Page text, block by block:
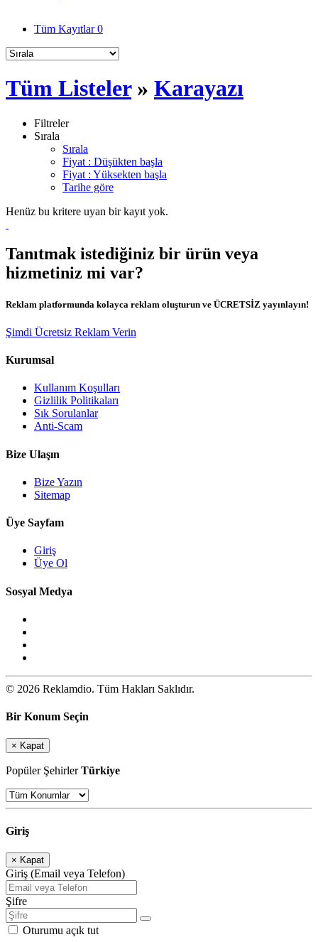
Tüm Kayıtlar0
Tüm Listeler» Karayazı
Filtreler
Sırala
Sırala
Fiyat : Düşükten başla
Fiyat : Yüksekten başla
Tarihe göre
Henüz bu kritere uyan bir kayıt yok.
Tanıtmak istediğiniz bir ürün veya
hizmetiniz mi var?
Reklam platformunda kolayca reklam oluşturun ve ÜCRETSİZ yayınlayın!
Şimdi Ücretsiz Reklam Verin
Kurumsal
Kullanım Koşulları
Gizlilik Politikaları
Sık Sorulanlar
Anti-Scam
Bize Ulaşın
Bize Yazın
Sitemap
Üye Sayfam
Giriş
Üye Ol
Sosyal Medya
© 2026 Reklamdio. Tüm Hakları Saklıdır.
Bir Konum Seçin
× Kapat
Popüler ŞehirlerTürkiye
Giriş
× Kapat
Giriş (Email veya Telefon)
Şifre
Oturumu açık tut